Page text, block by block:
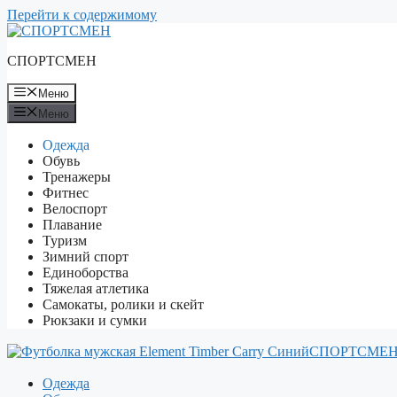
Перейти к содержимому
СПОРТСМЕН
Меню
Меню
Одежда
Обувь
Тренажеры
Фитнес
Велоспорт
Плавание
Туризм
Зимний спорт
Единоборства
Тяжелая атлетика
Самокаты, ролики и скейт
Рюкзаки и сумки
СПОРТСМЕН
Одежда